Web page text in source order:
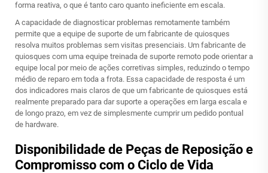
forma reativa, o que é tanto caro quanto ineficiente em escala.
A capacidade de diagnosticar problemas remotamente também
permite que a equipe de suporte de um fabricante de quiosques
resolva muitos problemas sem visitas presenciais. Um fabricante de
quiosques com uma equipe treinada de suporte remoto pode orientar a
equipe local por meio de ações corretivas simples, reduzindo o tempo
médio de reparo em toda a frota. Essa capacidade de resposta é um
dos indicadores mais claros de que um fabricante de quiosques está
realmente preparado para dar suporte a operações em larga escala e
de longo prazo, em vez de simplesmente cumprir um pedido pontual
de hardware.
Disponibilidade de Peças de Reposição e
Compromisso com o Ciclo de Vida